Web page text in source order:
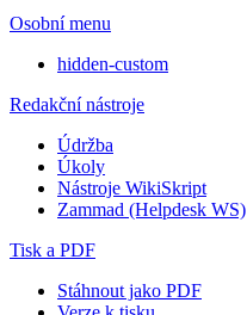
Osobní menu
hidden-custom
Redakční nástroje
Údržba
Úkoly
Nástroje WikiSkript
Zammad (Helpdesk WS)
Tisk a PDF
Stáhnout jako PDF